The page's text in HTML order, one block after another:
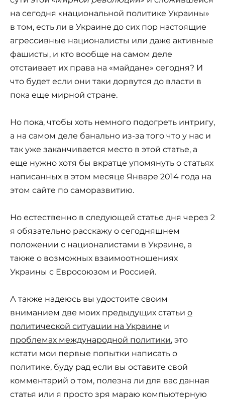
на сегодня «национальной политике Украины»
в том, есть ли в Украине до сих пор настоящие
агрессивные националисты или даже активные
фашисты, и кто вообще на самом деле
отстаивает их права на «майдане» сегодня? И
что будет если они таки дорвутся до власти в
пока еще мирной стране.
Но пока, чтобы хоть немного подогреть интригу,
а на самом деле банально из-за того что у нас и
так уже заканчивается место в этой статье, а
еще нужно хотя бы вкратце упомянуть о статьях
написанных в этом месяце Январе 2014 года на
этом сайте по саморазвитию.
Но естественно в следующей статье дня через 2
я обязательно расскажу о сегодняшнем
положении с националистами в Украине, а
также о возможных взаимоотношениях
Украины с Евросоюзом и Россией.
А также надеюсь вы удостоите своим
вниманием две моих предыдущих статьи о
политической ситуации на Украине и
проблемах международной политики, это
кстати мои первые попытки написать о
политике, буду рад если вы оставите свой
комментарий о том, полезна ли для вас данная
статья или я просто зря мараю компьютерную